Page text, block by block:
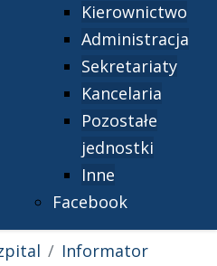
Kierownictwo
Administracja
Sekretariaty
Kancelaria
Pozostałe
jednostki
Inne
Facebook
Informator